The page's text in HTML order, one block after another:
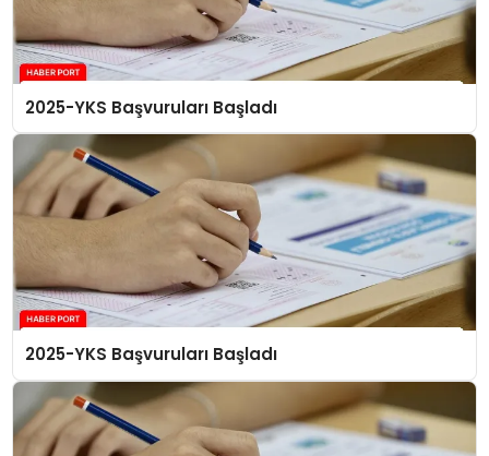
2025-YKS Başvuruları Başladı
2025-YKS Başvuruları Başladı